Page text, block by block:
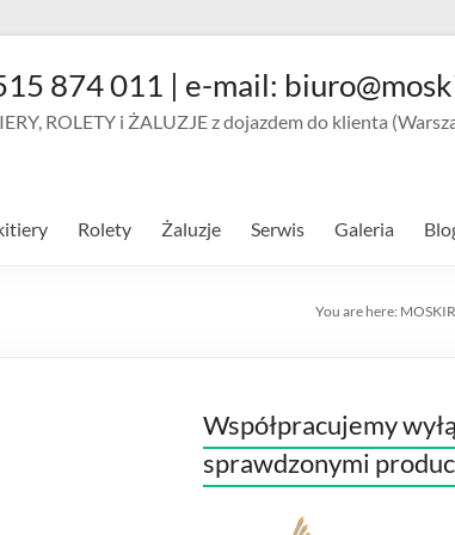
874 011 | e-mail:
ROLETY i ŻALUZJE z dojazdem do klienta
Rolety Żaluzje Serwis Galeria
You are here:
Współpracujemy
sprawdzonymi